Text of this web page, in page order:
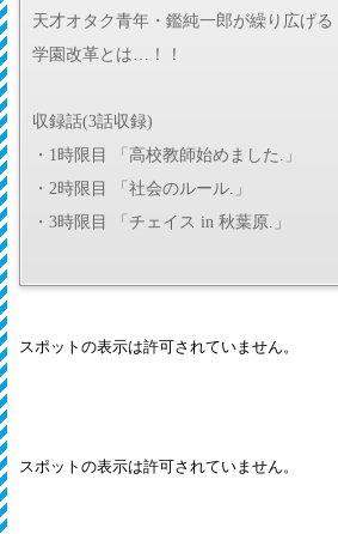
天才オタク青年・鑑純一郎が繰り広げる
学園改革とは…！！
収録話(3話収録)
・1時限目 「高校教師始めました.」
・2時限目 「社会のルール.」
・3時限目 「チェイス in 秋葉原.」